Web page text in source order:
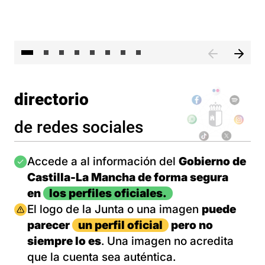
directorio
de redes sociales
Imagen
Accede a al información del Gobierno de
Castilla-La Mancha de forma segura
en
los perfiles oficiales.
Imagen
El logo de la Junta o una imagen puede
parecer
un perfil oficial
pero no
siempre lo es. Una imagen no acredita
que la cuenta sea auténtica.